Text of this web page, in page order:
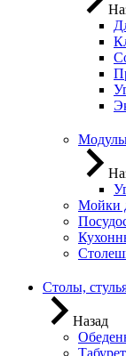
Мойки
Столы,
Назад